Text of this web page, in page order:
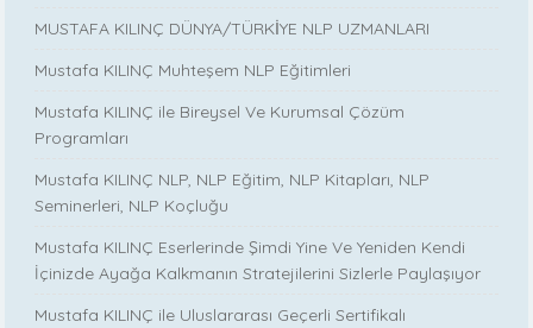
MUSTAFA KILINÇ DÜNYA/TÜRKİYE NLP UZMANLARI
Mustafa KILINÇ Muhteşem NLP Eğitimleri
Mustafa KILINÇ ile Bireysel Ve Kurumsal Çözüm
Programları
Mustafa KILINÇ NLP, NLP Eğitim, NLP Kitapları, NLP
Seminerleri, NLP Koçluğu
Mustafa KILINÇ Eserlerinde Şimdi Yine Ve Yeniden Kendi
İçinizde Ayağa Kalkmanın Stratejilerini Sizlerle Paylaşıyor
Mustafa KILINÇ ile Uluslararası Geçerli Sertifikalı